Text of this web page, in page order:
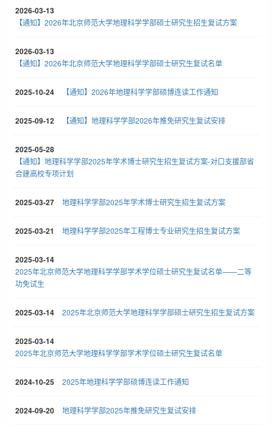
2026-03-13
【通知】2026年北京师范大学地理科学学部硕士研究生招生复试方案
2026-03-13
【通知】2026年北京师范大学地理科学学部硕士研究生复试名单
2025-10-24 【通知】2026年地理科学学部硕博连读工作通知
2025-09-12 【通知】地理科学学部2026年推免研究生复试安排
2025-05-28
【通知】地理科学学部2025年学术博士研究生招生复试方案-对口支援部省
合建高校专项计划
2025-03-27 地理科学学部2025年学术博士研究生招生复试方案
2025-03-21 地理科学学部2025年工程博士专业研究生招生复试方案
2025-03-14
2025年北京师范大学地理科学学部学术学位硕士研究生复试名单——二等
功免试生
2025-03-14 2025年北京师范大学地理科学学部硕士研究生招生复试方案
2025-03-14
2025年北京师范大学地理科学学部学术学位硕士研究生复试名单
2024-10-25 2025年地理科学学部硕博连读工作通知
2024-09-20 地理科学学部2025年推免研究生复试安排